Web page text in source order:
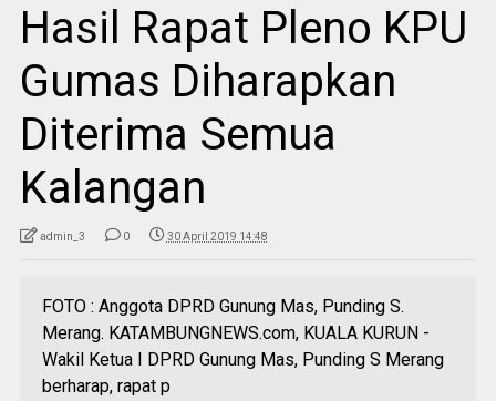
Hasil Rapat Pleno KPU
Gumas Diharapkan
Diterima Semua
Kalangan
admin_3 0 30 April 2019 14:48
FOTO : Anggota DPRD Gunung Mas, Punding S.
Merang. KATAMBUNGNEWS.com, KUALA KURUN -
Wakil Ketua I DPRD Gunung Mas, Punding S Merang
berharap, rapat p